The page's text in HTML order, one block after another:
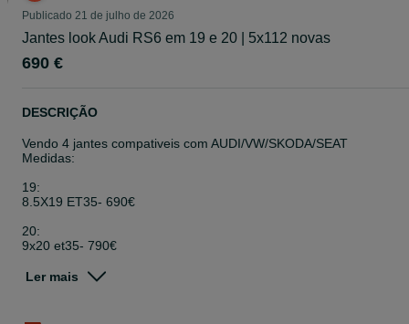
Publicado 21 de julho de 2026
Jantes look Audi RS6 em 19 e 20 | 5x112 novas
690 €
DESCRIÇÃO
Vendo 4 jantes compativeis com AUDI/VW/SKODA/SEAT
Medidas:
19:
8.5X19 ET35- 690€
20:
9x20 et35- 790€
-Este artigo nao é original
Ler mais